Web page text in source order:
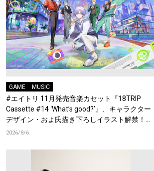
GAME MUSIC
#エイトリ 11月発売音楽カセット『18TRIP
Cassette #14 ‘What’s good?’』、キャラクター
デザイン・およ氏描き下ろしイラスト解禁！特
典Blu-rayには『HAMAツアーズ全体会議』が収
2026/8/6